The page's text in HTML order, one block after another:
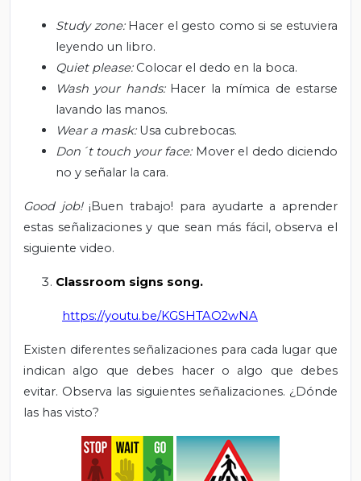
Study zone: Hacer el gesto como si se estuviera
leyendo un libro.
Quiet please: Colocar el dedo en la boca.
Wash your hands: Hacer la mímica de estarse
lavando las manos.
Wear a mask: Usa cubrebocas.
Don´t touch your face: Mover el dedo diciendo
no y señalar la cara.
Good job!¡Buen trabajo! para ayudarte a aprender
estas señalizaciones y que sean más fácil, observa el
siguiente video.
Classroom signs song.
https://youtu.be/KGSHTAO2wNA
Existen diferentes señalizaciones para cada lugar que
indican algo que debes hacer o algo que debes
evitar. Observa las siguientes señalizaciones. ¿Dónde
las has visto?